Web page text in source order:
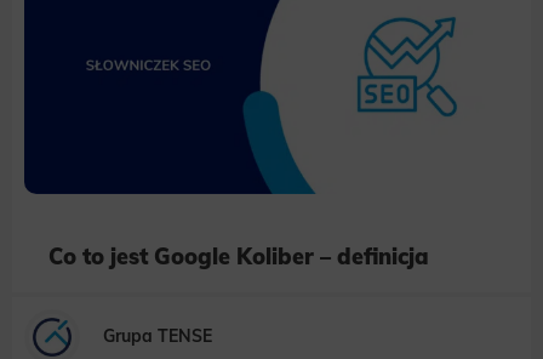
Co to jest Google Koliber – definicja
Grupa TENSE